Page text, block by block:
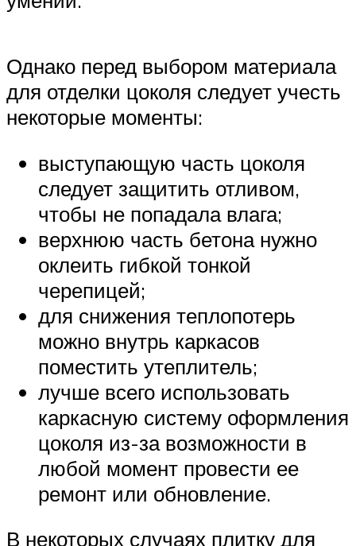
Однако перед выбором материала
для отделки цоколя следует учесть
некоторые моменты:
выступающую часть цоколя
следует защитить отливом,
чтобы не попадала влага;
верхнюю часть бетона нужно
оклеить гибкой тонкой
черепицей;
для снижения теплопотерь
можно внутрь каркасов
поместить утеплитель;
лучше всего использовать
каркасную систему оформления
цоколя из-за возможности в
любой момент провести ее
ремонт или обновление.
В некоторых случаях плитку для